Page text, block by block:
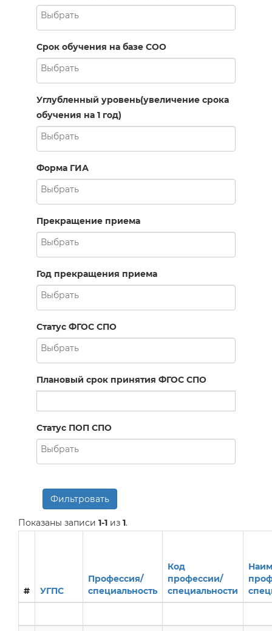
Срок обучения на базе СОО
Углубленный уровень(увеличение срока
обучения на 1 год)
Форма ГИА
Прекращение приема
Год прекращения приема
Статус ФГОС СПО
Плановый срок принятия ФГОС СПО
Статус ПОП СПО
Фильтровать
Показаны записи 1-1 из 1.
# УГПС
Профессия/
специальность
Код
профессии/
специальности